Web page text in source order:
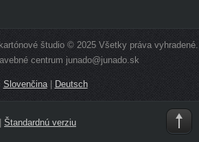
študio © 2025 Všetky práva vyhradené.
centrum junado@junado.sk
Slovenčina| Deutsch
Štandardnú verziu